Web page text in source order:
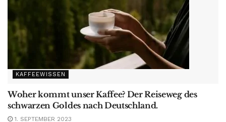
KAFFEEWISSEN
Woher kommt unser Kaffee? Der Reiseweg des
schwarzen Goldes nach Deutschland.
1. SEPTEMBER 2023